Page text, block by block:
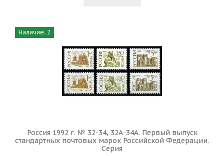
Наличие: 2
Россия 1992 г. № 32-34, 32А-34А. Первый выпуск
стандартных почтовых марок Российской Федерации.
Серия